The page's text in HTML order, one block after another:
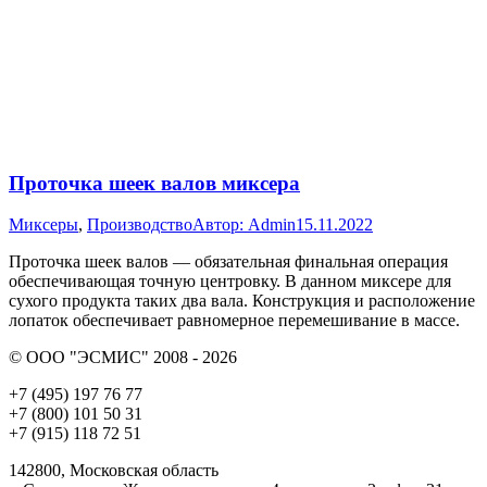
Проточка шеек валов миксера
Миксеры, ПроизводствоАвтор: Admin15.11.2022
Проточка шеек валов — обязательная финальная операция
обеспечивающая точную центровку. В данном миксере для
сухого продукта таких два вала. Конструкция и расположение
лопаток обеспечивает равномерное перемешивание в массе.
© ООО "ЭСМИС" 2008 - 2026
+7 (495) 197 76 77
+7 (800) 101 50 31
+7 (915) 118 72 51
142800, Московская область